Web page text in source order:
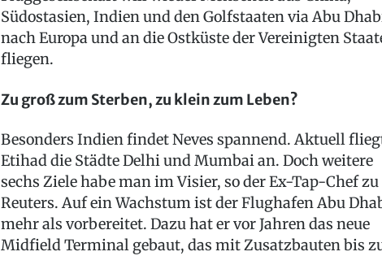
Südostasien, Indien und den Golfstaaten via Abu
nach Europa und an die Ostküste der Vereinigten
fliegen.
Zu groß zum Sterben, zu klein zum Leben?
Besonders Indien findet Neves spannend. Aktuell
Etihad die Städte Delhi und Mumbai an. Doch weitere
sechs Ziele habe man im Visier, so der Ex-Tap-Chef zu
Reuters. Auf ein Wachstum ist der Flughafen Abu
mehr als vorbereitet. Dazu hat er vor Jahren das neue
Midfield Terminal gebaut, das mit Zusatzbauten bis